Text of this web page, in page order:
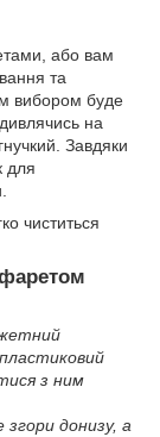
або вам
та
вибором буде
на
Завдяки
для
чиститься
з ним
донизу, а